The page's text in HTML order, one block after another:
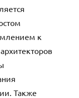
к
Также